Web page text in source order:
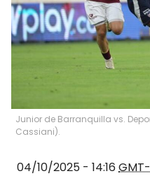
Junior de Barranquilla vs.
Cassiani).
04/10/2025 - 14:16